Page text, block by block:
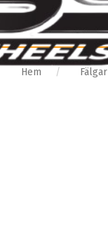
Hem Fälgar